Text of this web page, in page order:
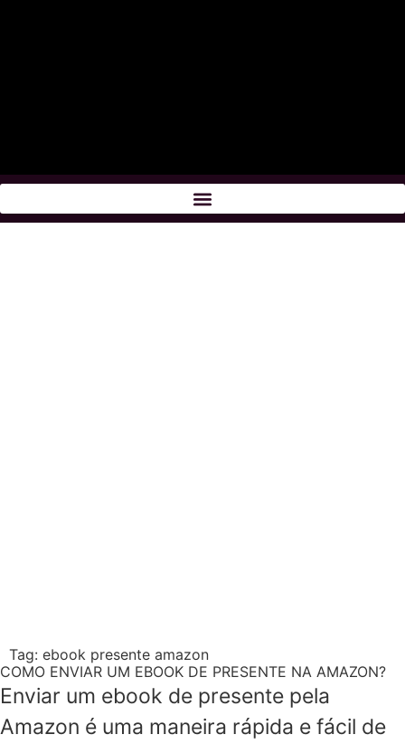
Tag: ebook presente amazon
COMO ENVIAR UM EBOOK DE PRESENTE NA AMAZON?
Enviar um ebook de presente pela
Amazon é uma maneira rápida e fácil de